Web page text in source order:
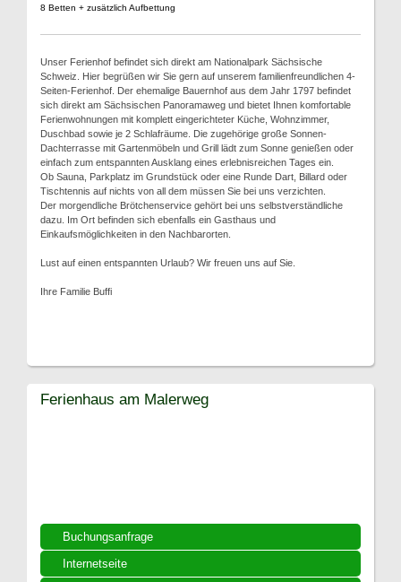
8 Betten + zusätzlich Aufbettung
Unser Ferienhof befindet sich direkt am Nationalpark Sächsische
Schweiz. Hier begrüßen wir Sie gern auf unserem familienfreundlichen 4-
Seiten-Ferienhof. Der ehemalige Bauernhof aus dem Jahr 1797 befindet
sich direkt am Sächsischen Panoramaweg und bietet Ihnen komfortable
Ferienwohnungen mit komplett eingerichteter Küche, Wohnzimmer,
Duschbad sowie je 2 Schlafräume. Die zugehörige große Sonnen-
Dachterrasse mit Gartenmöbeln und Grill lädt zum Sonne genießen oder
einfach zum entspannten Ausklang eines erlebnisreichen Tages ein.
Ob Sauna, Parkplatz im Grundstück oder eine Runde Dart, Billard oder
Tischtennis auf nichts von all dem müssen Sie bei uns verzichten.
Der morgendliche Brötchenservice gehört bei uns selbstverständliche
dazu. Im Ort befinden sich ebenfalls ein Gasthaus und
Einkaufsmöglichkeiten in den Nachbarorten.
Lust auf einen entspannten Urlaub? Wir freuen uns auf Sie.
Ihre Familie Buffi
Buchungsanfrage
Internetseite
Ferienhaus am Malerweg